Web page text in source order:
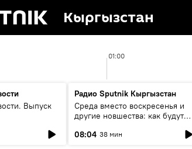
Кыргызстан
01:00
Выпуск
Радио Sputnik Кыргызстан
Среда вместо воскресенья и
другие новшества: как будут
08:04 38 мин